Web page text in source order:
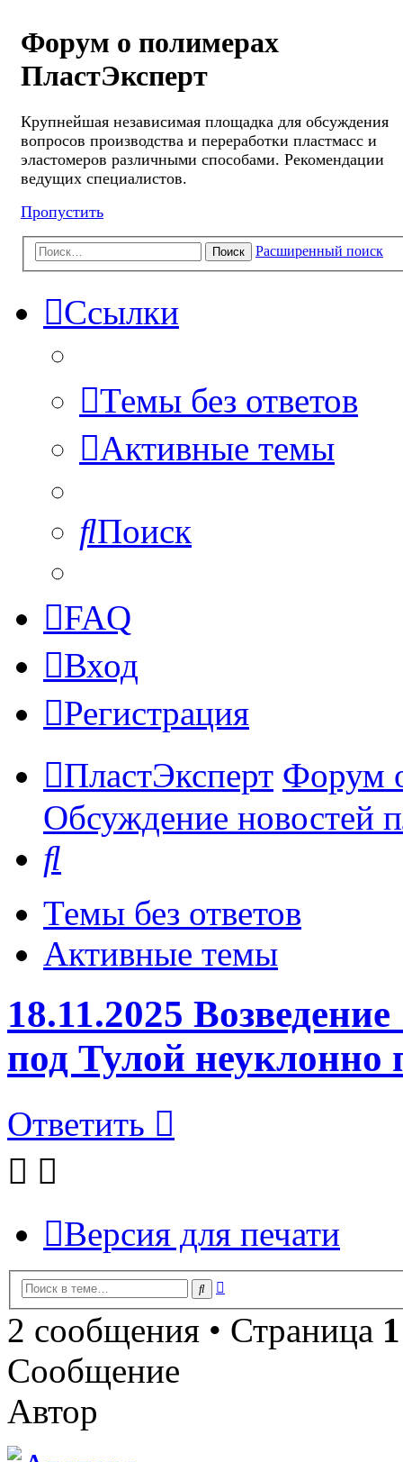
Форум о полимерах
ПластЭксперт
Крупнейшая независимая площадка для обсуждения
вопросов производства и переработки пластмасс и
эластомеров различными способами. Рекомендации
ведущих специалистов.
Пропустить
Поиск Расширенный поиск
Ссылки
Темы без ответов
Активные темы
Поиск
FAQ
Вход
Регистрация
ПластЭксперт Форум
Обсуждение новостей
Темы без ответов
Активные темы
18.11.2025
под Тулой неуклонно
Ответить
Версия для печати
Поиск
2 сообщения • Страница 1
Сообщение
Автор